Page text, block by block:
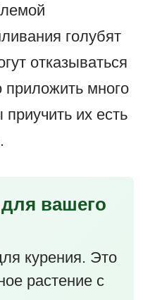
голубят
отказываться
много
их есть
вашего
курения. Это
растение с